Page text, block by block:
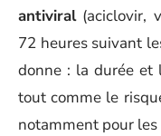
antiviral(aciclovir,
72 heures suivant
donne : la durée et
tout comme le
notamment pour